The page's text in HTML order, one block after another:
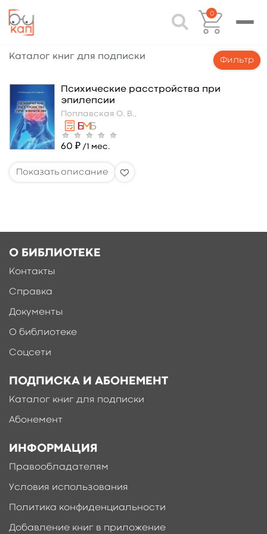
0
Каталог книг для подписки Фильтр
Психические расстройства при
эпилепсии
Поплавская О. В.,
60 ₽ /1 мес.
О БИБЛИОТЕКЕ
Контакты
Справка
Документы
О библиотеке
Соцсети
ПОДПИСКА И АБОНЕМЕНТ
Каталог книг для подписки
Абонемент
ИНФОРМАЦИЯ
Правообладателям
Условия использования
Политика конфиденциальности
Добавление книг в приложение